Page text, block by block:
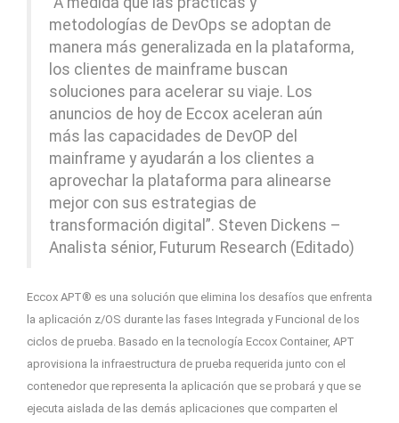
metodologías de DevOps se adoptan de
manera más generalizada en la plataforma,
los clientes de mainframe buscan
soluciones para acelerar su viaje. Los
anuncios de hoy de Eccox aceleran aún
más las capacidades de DevOP del
mainframe y ayudarán a los clientes a
aprovechar la plataforma para alinearse
mejor con sus estrategias de
transformación digital”. Steven Dickens –
Analista sénior, Futurum Research (Editado)
Eccox APT® es una solución que elimina los desafíos que enfrenta
la aplicación z/OS durante las fases Integrada y Funcional de los
ciclos de prueba. Basado en la tecnología Eccox Container, APT
aprovisiona la infraestructura de prueba requerida junto con el
contenedor que representa la aplicación que se probará y que se
ejecuta aislada de las demás aplicaciones que comparten el